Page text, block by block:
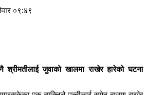
०९:४९
जुवाको खालमा राखेर हारेको घटना